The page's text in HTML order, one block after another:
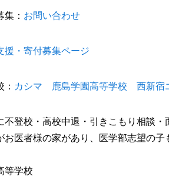
： お問い合わせ
援・寄付募集ページ
カシマ 鹿島学園高等学校 西新宿
不登校・高校中退・引きこもり相談・
お医者様の家があり、医学部志望の子
等学校